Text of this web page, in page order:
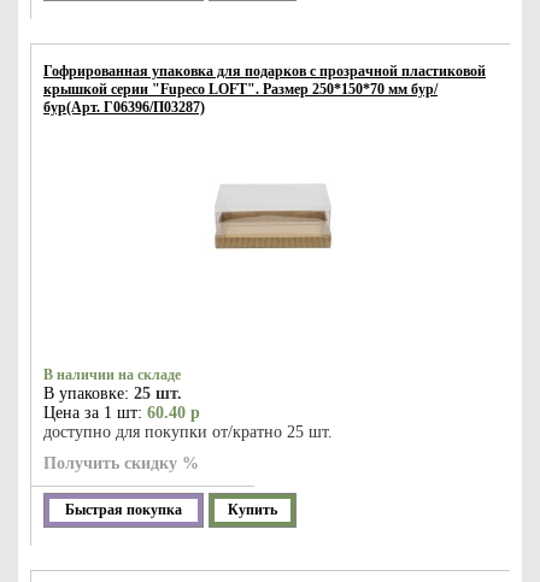
Гофрированная упаковка для подарков с прозрачной пластиковой
крышкой серии "Fupeco LOFT". Размер 250*150*70 мм бур/
бур(Арт. Г06396/П03287)
В наличии на складе
В упаковке: 25 шт.
Цена за 1 шт: 60.40 р
доступно для покупки от/кратно 25 шт.
Получить скидку %
Быстрая покупка Купить